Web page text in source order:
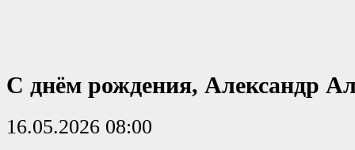
С днём рождения, Александр
16.05.2026 08:00